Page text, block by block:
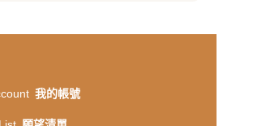
我的帳號